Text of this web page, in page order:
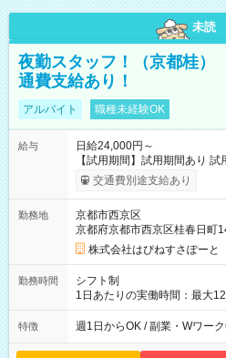
未読
夜勤スタッフ！（京都桂
通費支給あり！
アルバイト 職種未経験OK
給与
日給24,000円～
【試用期間】試用期間あり
給与は本採用時と同じです。
交通費別途支給あり
勤務地
京都市西京区
京都府京都市西京区桂春日町
株式会社はぴねすさぽーと
勤務時間
シフト制
1日あたりの実働時間：最大
00～翌9：00（休憩時間3.5時
定労働
特徴 週1日からOK / 副業・Wワー